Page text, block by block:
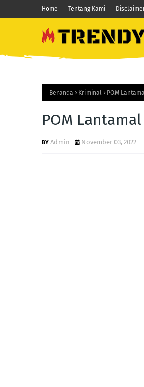
Home Tentang Kami
Beranda Kriminal POM
POM
Admin November 03, 2022